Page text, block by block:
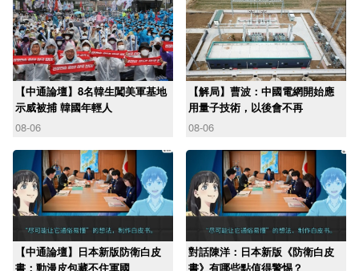
【中通論壇】8名韓生闖美軍基地
示威被捕 韓國年輕人
08-06
【解局】曹波：中國電網開始應
用量子技術，以後會不再
08-06
【中通論壇】日本新版防衛白皮
書：動漫皮包藏不住軍國
對話陳洋：日本新版《防衛白皮
書》有哪些點值得警惕？